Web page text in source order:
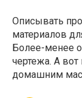
Описывать
материалов
Более-менее
чертежа. А
домашним